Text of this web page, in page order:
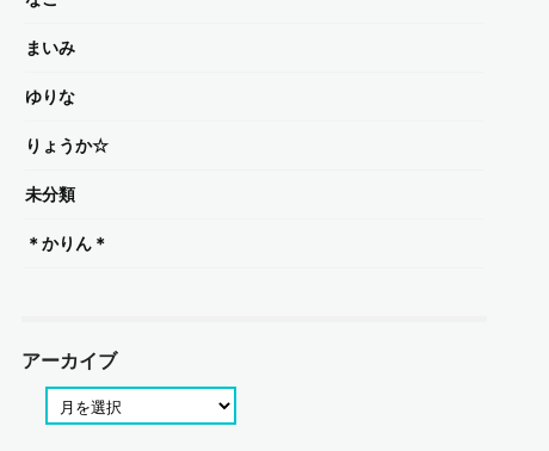
まいみ
ゆりな
りょうか☆
未分類
＊かりん＊
アーカイブ